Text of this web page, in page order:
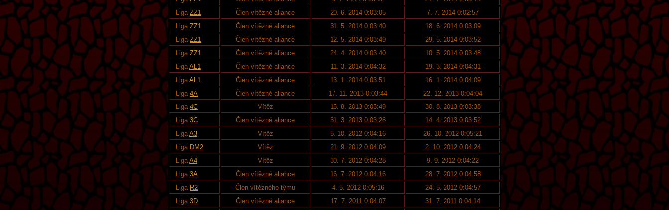
Liga ZZ1 Člen vítězné aliance 20. 6. 2014 0:03:05
7. 7. 2014 0:02:57
Liga ZZ1 Člen vítězné aliance 31. 5. 2014 0:03:40
18. 6. 2014 0:03:09
Liga ZZ1 Člen vítězné aliance 12. 5. 2014 0:03:49
29. 5. 2014 0:03:52
Liga ZZ1 Člen vítězné aliance 24. 4. 2014 0:03:40
10. 5. 2014 0:03:48
LigaAL1 Člen vítězné aliance 11. 3. 2014 0:04:32
19. 3. 2014 0:04:31
LigaAL1 Člen vítězné aliance 13. 1. 2014 0:03:51
16. 1. 2014 0:04:09
Liga 4A Člen vítězné aliance 17. 11. 2013 0:03:44
22. 12. 2013 0:04:04
Liga 4C Vítěz 15. 8. 2013 0:03:49
30. 8. 2013 0:03:38
Liga 3C Člen vítězné aliance 31. 3. 2013 0:03:28
14. 4. 2013 0:03:52
LigaA3 Vítěz 5. 10. 2012 0:04:16
26. 10. 2012 0:05:21
Liga DM2 Vítěz 21. 9. 2012 0:04:09
2. 10. 2012 0:04:24
LigaA4 Vítěz 30. 7. 2012 0:04:28
9. 9. 2012 0:04:22
Liga 3A Člen vítězné aliance 16. 7. 2012 0:04:16
28. 7. 2012 0:04:58
Liga R2 Člen vítězného týmu 4. 5. 2012 0:05:16
24. 5. 2012 0:04:57
Liga 3D Člen vítězné aliance 17. 7. 2011 0:04:07
31. 7. 2011 0:04:14